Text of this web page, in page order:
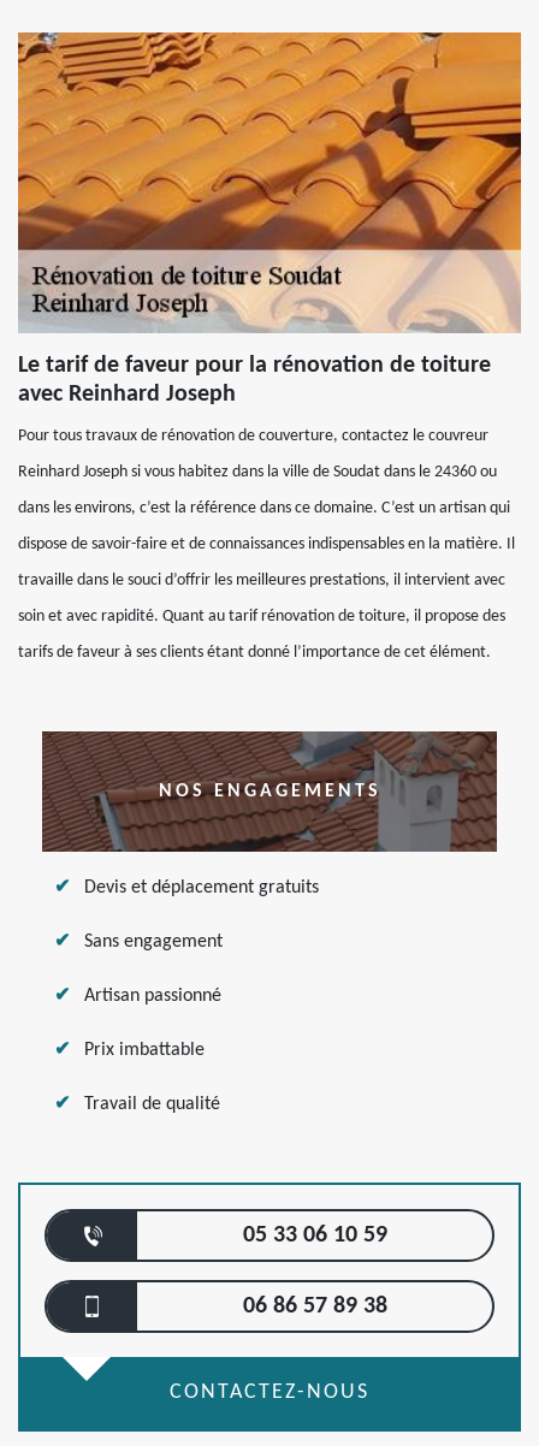
Le tarif de faveur pour la rénovation de toiture
avec Reinhard Joseph
Pour tous travaux de rénovation de couverture, contactez le couvreur
Reinhard Joseph si vous habitez dans la ville de Soudat dans le 24360 ou
dans les environs, c’est la référence dans ce domaine. C’est un artisan qui
dispose de savoir-faire et de connaissances indispensables en la matière. Il
travaille dans le souci d’offrir les meilleures prestations, il intervient avec
soin et avec rapidité. Quant au tarif rénovation de toiture, il propose des
tarifs de faveur à ses clients étant donné l’importance de cet élément.
NOS ENGAGEMENTS
Devis et déplacement gratuits
Sans engagement
Artisan passionné
Prix imbattable
Travail de qualité
05 33 06 10 59
06 86 57 89 38
CONTACTEZ-NOUS